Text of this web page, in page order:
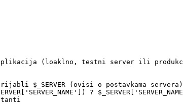
(loaklno, testni server ili
$_SERVER (ovisi o postavkama servera)
?